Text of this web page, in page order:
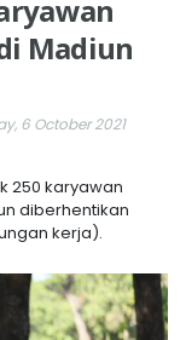
Madiun
6 October 2021
250 karyawan
diberhentikan
kerja).